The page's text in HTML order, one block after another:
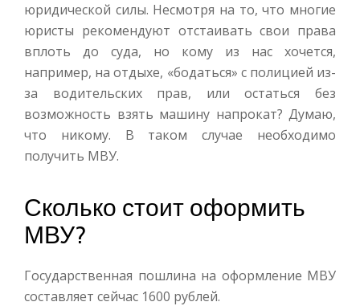
юридической силы. Несмотря на то, что многие
юристы рекомендуют отстаивать свои права
вплоть до суда, но кому из нас хочется,
например, на отдыхе, «бодаться» с полицией из-
за водительских прав, или остаться без
возможность взять машину напрокат? Думаю,
что никому. В таком случае необходимо
получить МВУ.
Сколько стоит оформить
МВУ?
Государственная пошлина на оформление МВУ
составляет сейчас 1600 рублей.